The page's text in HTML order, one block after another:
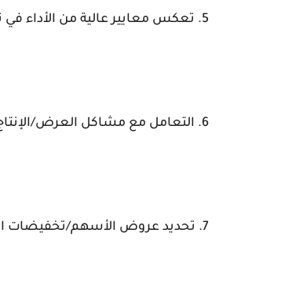
5. تعكس معايير عالية من الأداء في تنفيذ العروض التجارية وأنشطة التسويق التي تتعلق بالطريق والعملاء.
6. التعامل مع مشاكل العرض/الإنتاج عند ظهورها
7. تحديد عروض الأسهم/تخفيضات الأسعار حسب الاقتضاء